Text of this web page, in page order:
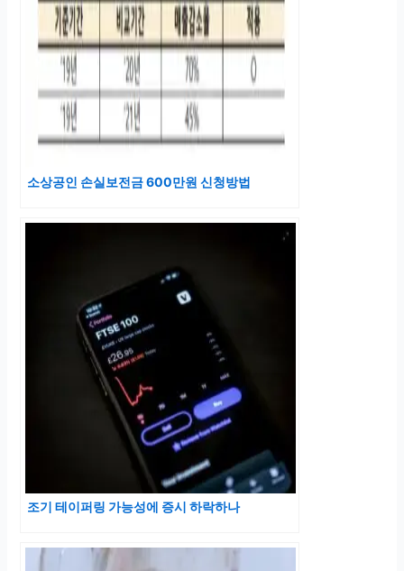
소상공인 손실보전금 600만원 신청방법
조기 테이퍼링 가능성에 증시 하락하나